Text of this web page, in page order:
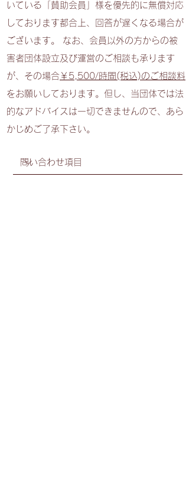
いている「賛助会員」様を優先的に無償対応
しております都合上、回答が遅くなる場合が
ございます。 なお、会員以外の方からの被
害者団体設立及び運営のご相談も承ります
が、その場合 ￥5,500/時間(税込)のご相談料
をお願いしております。但し、当団体では法
的なアドバイスは一切できませんので、あら
かじめご了承下さい。